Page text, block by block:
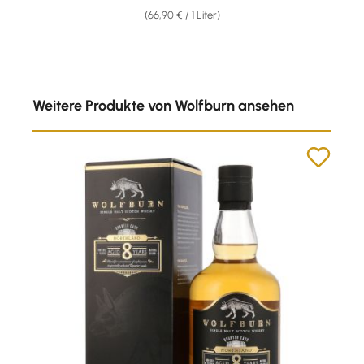
(66,90 € / 1 Liter)
Weitere Produkte von Wolfburn ansehen